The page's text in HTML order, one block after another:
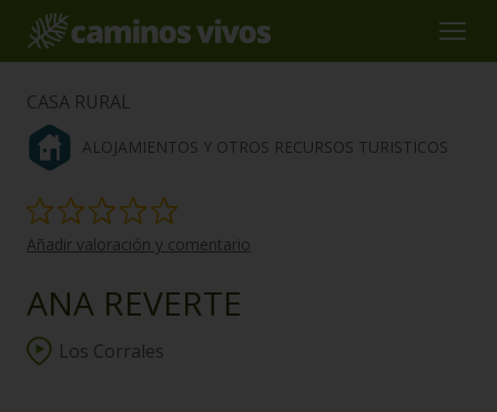
CASA RURAL
ALOJAMIENTOS Y OTROS RECURSOS TURISTICOS
Añadir valoración y comentario
ANA REVERTE
Los Corrales